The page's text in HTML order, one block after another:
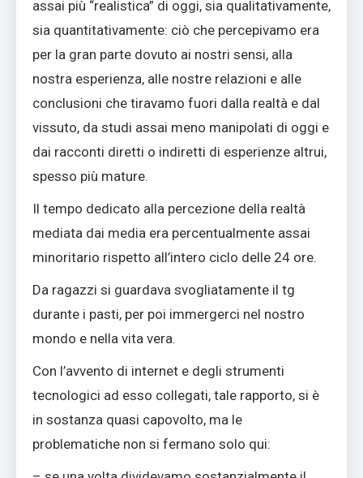
assai più “realistica” di oggi, sia qualitativamente,
sia quantitativamente: ciò che percepivamo era
per la gran parte dovuto ai nostri sensi, alla
nostra esperienza, alle nostre relazioni e alle
conclusioni che tiravamo fuori dalla realtà e dal
vissuto, da studi assai meno manipolati di oggi e
dai racconti diretti o indiretti di esperienze altrui,
spesso più mature.
Il tempo dedicato alla percezione della realtà
mediata dai media era percentualmente assai
minoritario rispetto all’intero ciclo delle 24 ore.
Da ragazzi si guardava svogliatamente il tg
durante i pasti, per poi immergerci nel nostro
mondo e nella vita vera.
Con l’avvento di internet e degli strumenti
tecnologici ad esso collegati, tale rapporto, si è
in sostanza quasi capovolto, ma le
problematiche non si fermano solo qui: